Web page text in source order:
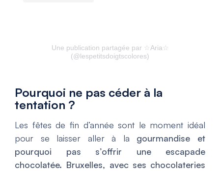
Une publication partagée par ☆Aria☆
(@lespetitsdoigtscolores)
Pourquoi ne pas céder à la
tentation ?
Les fêtes de fin d’année sont le moment idéal
pour se laisser aller à la gourmandise et
pourquoi pas s’offrir une escapade
chocolatée. Bruxelles, avec ses chocolateries